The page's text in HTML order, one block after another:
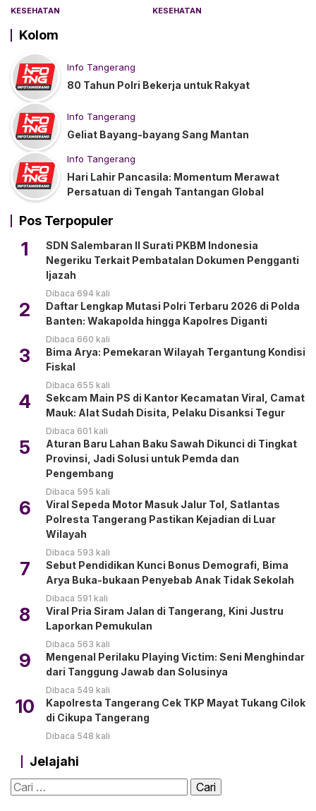
Kebocoran Usus
KESEHATAN
“Angin Duduk”
KESEHATAN
Kolom
Info Tangerang
80 Tahun Polri Bekerja untuk Rakyat
Info Tangerang
Geliat Bayang-bayang Sang Mantan
Info Tangerang
Hari Lahir Pancasila: Momentum Merawat
Persatuan di Tengah Tantangan Global
Pos Terpopuler
1
SDN Salembaran II Surati PKBM Indonesia
Negeriku Terkait Pembatalan Dokumen Pengganti
Ijazah
Dibaca 694 kali
2
Daftar Lengkap Mutasi Polri Terbaru 2026 di Polda
Banten: Wakapolda hingga Kapolres Diganti
Dibaca 660 kali
3
Bima Arya: Pemekaran Wilayah Tergantung Kondisi
Fiskal
Dibaca 655 kali
4
Sekcam Main PS di Kantor Kecamatan Viral, Camat
Mauk: Alat Sudah Disita, Pelaku Disanksi Tegur
Dibaca 601 kali
5
Aturan Baru Lahan Baku Sawah Dikunci di Tingkat
Provinsi, Jadi Solusi untuk Pemda dan
Pengembang
Dibaca 595 kali
6
Viral Sepeda Motor Masuk Jalur Tol, Satlantas
Polresta Tangerang Pastikan Kejadian di Luar
Wilayah
Dibaca 593 kali
7
Sebut Pendidikan Kunci Bonus Demografi, Bima
Arya Buka-bukaan Penyebab Anak Tidak Sekolah
Dibaca 591 kali
8
Viral Pria Siram Jalan di Tangerang, Kini Justru
Laporkan Pemukulan
Dibaca 563 kali
9
Mengenal Perilaku Playing Victim: Seni Menghindar
dari Tanggung Jawab dan Solusinya
Dibaca 549 kali
10
Kapolresta Tangerang Cek TKP Mayat Tukang Cilok
di Cikupa Tangerang
Dibaca 548 kali
Jelajahi
Cari